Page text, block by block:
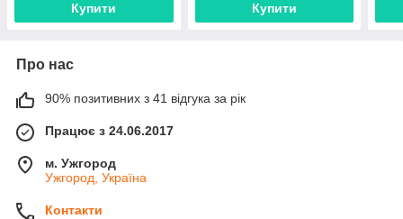
Купити Купити
Про нас
90% позитивних з 41 відгука за рік
Працює з 24.06.2017
м. Ужгород
Ужгород, Україна
Контакти